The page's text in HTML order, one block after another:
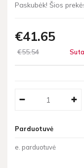
Paskubėk! Šios
€41 65
€5554
Parduotuvė
e. parduotuvė